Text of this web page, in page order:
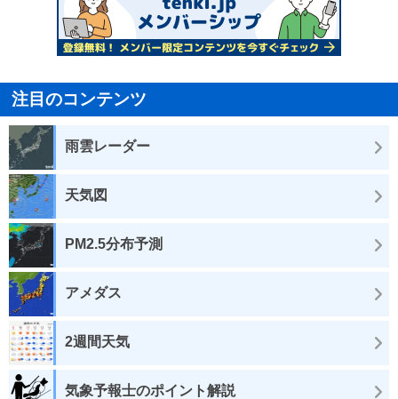
注目のコンテンツ
雨雲レーダー
天気図
PM2.5分布予測
アメダス
2週間天気
気象予報士のポイント解説